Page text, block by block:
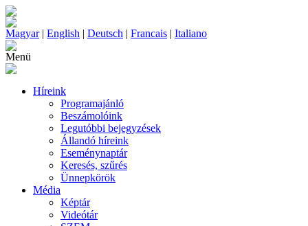
Magyar| English | Deutsch | Francais | Italiano
Menü
Híreink
Programajánló
Beszámolóink
Legutóbbi bejegyzések
Állandó híreink
Eseménynaptár
Keresés, szűrés
Ünnepkörök
Média
Képtár
Videótár